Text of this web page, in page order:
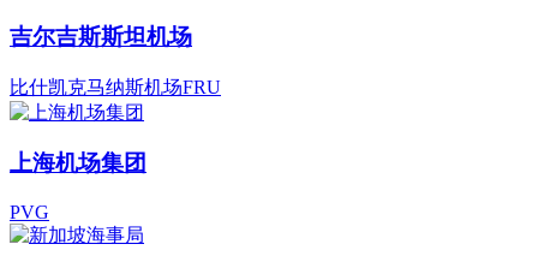
吉尔吉斯斯坦机场
比什凯克马纳斯机场FRU
上海机场集团
PVG